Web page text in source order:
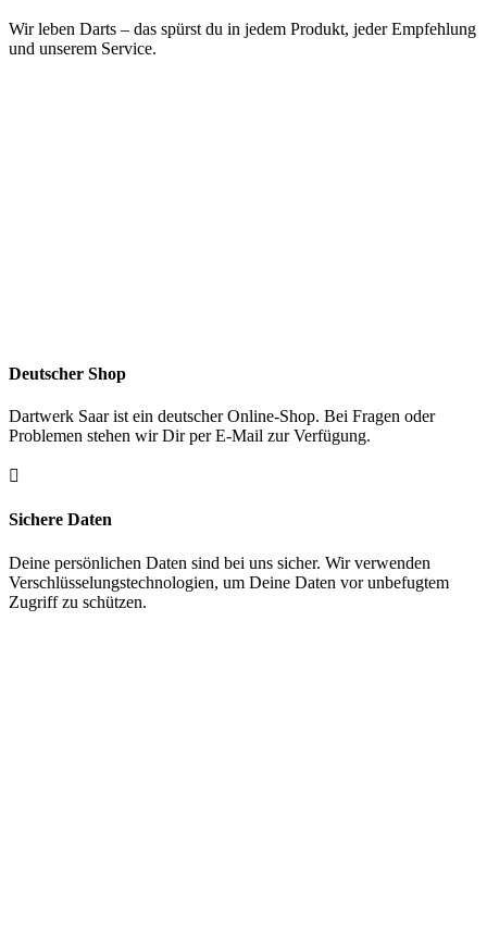
Wir leben Darts – das spürst du in jedem Produkt, jeder Empfehlung
und unserem Service.
Deutscher Shop
Dartwerk Saar ist ein deutscher Online-Shop. Bei Fragen oder
Problemen stehen wir Dir per E-Mail zur Verfügung.

Sichere Daten
Deine persönlichen Daten sind bei uns sicher. Wir verwenden
Verschlüsselungstechnologien, um Deine Daten vor unbefugtem
Zugriff zu schützen.